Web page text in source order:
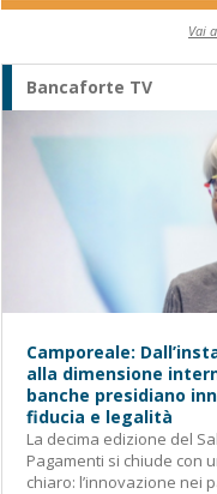
Vai
Bancaforte TV
Camporeale:
alla dimensione
banche presidiano
fiducia e legalità
La decima edizione del
Pagamenti si chiude con
chiaro: l’innovazione nei